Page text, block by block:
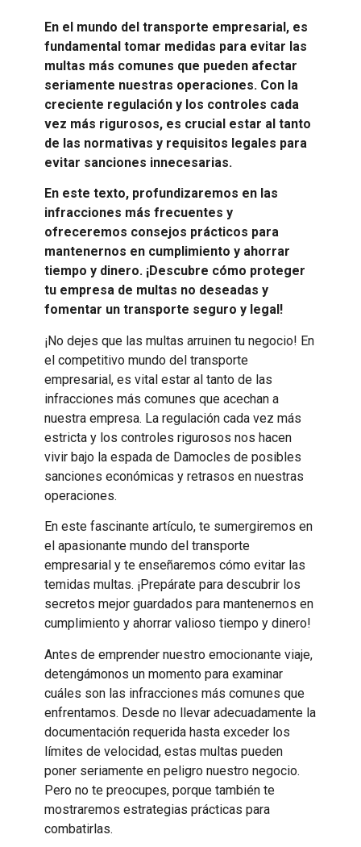
En el mundo del transporte empresarial, es
fundamental tomar medidas para evitar las
multas más comunes que pueden afectar
seriamente nuestras operaciones. Con la
creciente regulación y los controles cada
vez más rigurosos, es crucial estar al tanto
de las normativas y requisitos legales para
evitar sanciones innecesarias.
En este texto, profundizaremos en las
infracciones más frecuentes y
ofreceremos consejos prácticos para
mantenernos en cumplimiento y ahorrar
tiempo y dinero. ¡Descubre cómo proteger
tu empresa de multas no deseadas y
fomentar un transporte seguro y legal!
¡No dejes que las multas arruinen tu negocio! En
el competitivo mundo del transporte
empresarial, es vital estar al tanto de las
infracciones más comunes que acechan a
nuestra empresa. La regulación cada vez más
estricta y los controles rigurosos nos hacen
vivir bajo la espada de Damocles de posibles
sanciones económicas y retrasos en nuestras
operaciones.
En este fascinante artículo, te sumergiremos en
el apasionante mundo del transporte
empresarial y te enseñaremos cómo evitar las
temidas multas. ¡Prepárate para descubrir los
secretos mejor guardados para mantenernos en
cumplimiento y ahorrar valioso tiempo y dinero!
Antes de emprender nuestro emocionante viaje,
detengámonos un momento para examinar
cuáles son las infracciones más comunes que
enfrentamos. Desde no llevar adecuadamente la
documentación requerida hasta exceder los
límites de velocidad, estas multas pueden
poner seriamente en peligro nuestro negocio.
Pero no te preocupes, porque también te
mostraremos estrategias prácticas para
combatirlas.